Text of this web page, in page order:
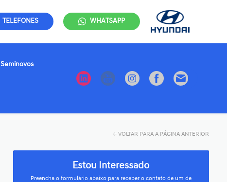
TELEFONES WHATSAPP
Seminovos
← VOLTAR PARA A PÁGINA ANTERIOR
Estou Interessado
Preencha o formulário abaixo para receber o contato de um de